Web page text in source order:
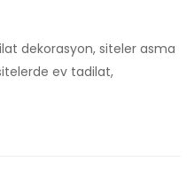
dekorasyon, siteler asma
ev tadilat,